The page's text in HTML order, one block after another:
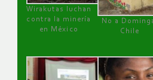
Wirakutas luchan
contra la minería
en México
No a
Chile